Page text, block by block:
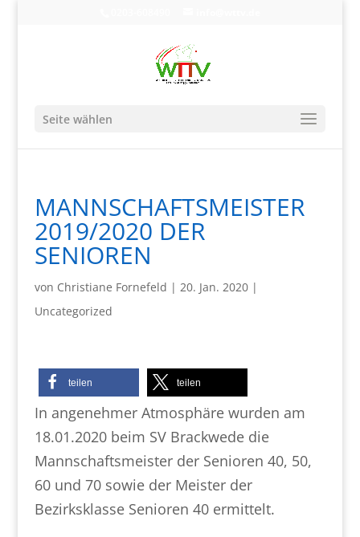
Seite wählen
MANNSCHAFTSMEISTER
2019/2020 DER
SENIOREN
von Christiane Fornefeld | 20. Jan. 2020|
Uncategorized
teilen teilen
In angenehmer Atmosphäre wurden am
18.01.2020 beim SV Brackwede die
Mannschaftsmeister der Senioren 40, 50,
60 und 70 sowie der Meister der
Bezirksklasse Senioren 40 ermittelt.